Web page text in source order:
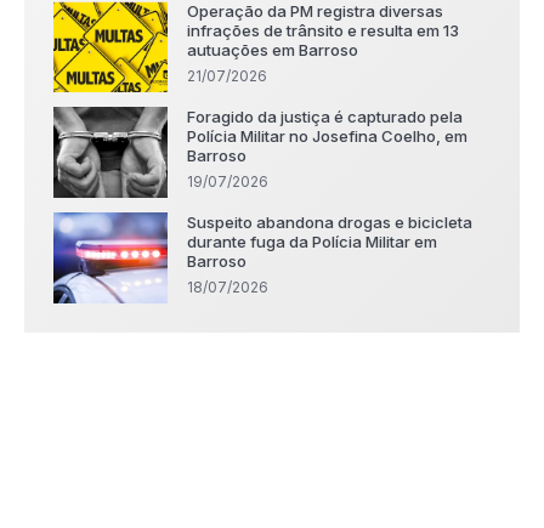
Operação da PM registra diversas
infrações de trânsito e resulta em 13
autuações em Barroso
21/07/2026
Foragido da justiça é capturado pela
Polícia Militar no Josefina Coelho, em
Barroso
19/07/2026
Suspeito abandona drogas e bicicleta
durante fuga da Polícia Militar em
Barroso
18/07/2026